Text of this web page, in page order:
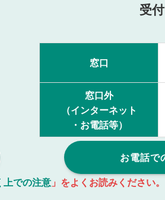
受
窓口
窓口外
（インターネット
・お電話等）
お電話で
上での注意 」をよくお読みください。